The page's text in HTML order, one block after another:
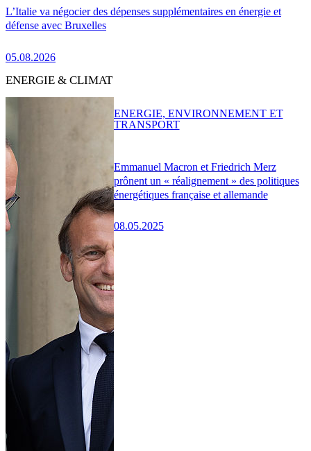
L’Italie va négocier des dépenses supplémentaires en énergie et
défense avec Bruxelles
05.08.2026
ENERGIE & CLIMAT
Emmanuel Macron et Friedrich Merz
prônent un « réalignement » des politiques
énergétiques française et allemande
08.05.2025
ENERGIE, ENVIRONNEMENT ET
TRANSPORT